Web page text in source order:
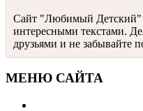
Сайт "Любимый Детский"
интересными текстами.
друзьями и не забывайте
МЕНЮ САЙТА